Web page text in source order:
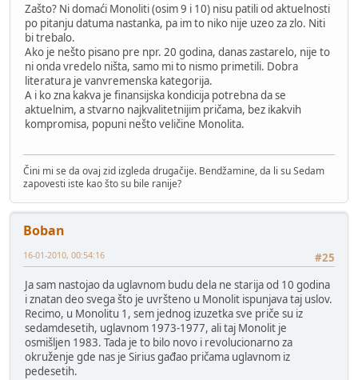
Zašto? Ni domaći Monoliti (osim 9 i 10) nisu patili od aktuelnosti
po pitanju datuma nastanka, pa im to niko nije uzeo za zlo. Niti
bi trebalo.
Ako je nešto pisano pre npr. 20 godina, danas zastarelo, nije to
ni onda vredelo ništa, samo mi to nismo primetili. Dobra
literatura je vanvremenska kategorija.
A i ko zna kakva je finansijska kondicija potrebna da se
aktuelnim, a stvarno najkvalitetnijim pričama, bez ikakvih
kompromisa, popuni nešto veličine Monolita.
Čini mi se da ovaj zid izgleda drugačije. Bendžamine, da li su Sedam
zapovesti iste kao što su bile ranije?
Boban
#25
16-01-2010, 00:54:16
Ja sam nastojao da uglavnom budu dela ne starija od 10 godina
i znatan deo svega što je uvršteno u Monolit ispunjava taj uslov.
Recimo, u Monolitu 1, sem jednog izuzetka sve priče su iz
sedamdesetih, uglavnom 1973-1977, ali taj Monolit je
osmišljen 1983. Tada je to bilo novo i revolucionarno za
okruženje gde nas je Sirius gađao pričama uglavnom iz
pedesetih.